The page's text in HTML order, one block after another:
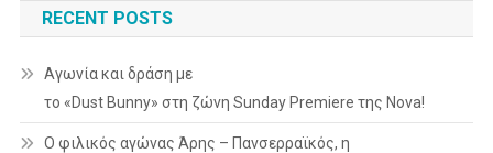
RECENT POSTS
Αγωνία και δράση με
το «Dust Bunny» στη ζώνη Sunday Premiere της Nova!
Ο φιλικός αγώνας Άρης – Πανσερραϊκός, η